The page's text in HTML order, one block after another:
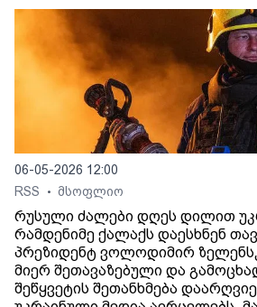
06-05-2026 12:00
RSS
• მსოფლიო
რუსული ძალები დღეს დილით
რამდენიმე ქალაქს დაესხნენ
პრეზიდენტ ვოლოდიმირ
მიერ შეთავაზებული და
შეწყვეტის შეთანხმება